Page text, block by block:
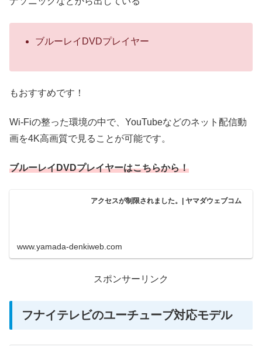
ブルーレイDVDプレイヤー
もおすすめです！
Wi-Fiの整った環境の中で、YouTubeなどのネット配信動
画を4K高画質で見ることが可能です。
ブルーレイDVDプレイヤーはこちらから！
アクセスが制限されました。| ヤマダウェブコム
www.yamada-denkiweb.com
スポンサーリンク
フナイテレビのユーチューブ対応モデル